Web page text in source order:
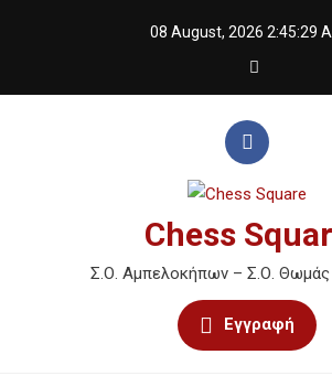
08 August, 2026 2:45:29
Chess
Σ.Ο. Αμπελοκήπων – Σ.Ο. Θωμάς
Εγγραφή